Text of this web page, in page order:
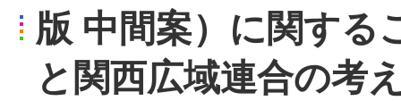
版 中間案）に関する
と関西広域連合の考